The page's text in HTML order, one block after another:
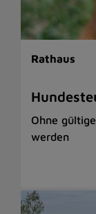
Rathaus
Ohne
werden